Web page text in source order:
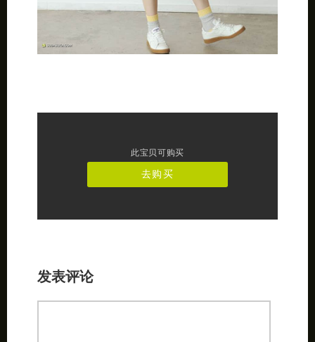
此宝贝可购买
去购买
发表评论